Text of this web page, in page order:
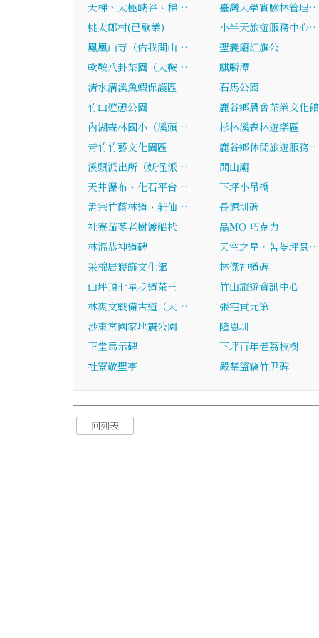
天梯、太極峽谷、梯…
臺灣大學實驗林管理…
桃太郎村(已歇業)
小半天旅遊服務中心…
鳳凰山寺（佑我開山…
聖義廟紅旗公
軟鞍八卦茶園（大鞍…
麒麟潭
清水溝溪魚蝦保護區
石馬公園
竹山遊憩公園
鹿谷鄉農會茶業文化館
內湖森林國小（溪頭…
杉林溪森林遊樂區
青竹竹藝文化園區
鹿谷鄉休閒旅遊服務…
溪頭派出所（妖怪派…
開山廟
天井瀑布、化石平台…
下坪小吊橋
孟宗竹蔭林道、莊仙…
長源圳碑
社寮茄苳老樹渡船杙
瞐MO 巧克力
林溫恭神道碑
天空之星．苦苓坪景…
采棉居寢飾文化館
林傑神道碑
山坪頂七星步道茶王
竹山旅遊資訊中心
林爽文戰備古道（大…
張宅貢元第
沙東宮國家地震公園
隆恩圳
正堂馬示碑
下坪百年老荔枝樹
社寮敬聖亭
嚴禁盜竊竹尹碑
回列表